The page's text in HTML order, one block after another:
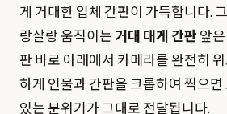
게 거대한 입체 간판이 가득합니다.
랑살랑 움직이는 거대 대게 간판 앞
판 바로 아래에서 카메라를 완전히
하게 인물과 간판을 크롭하여 찍으
있는 분위기가 그대로 전달됩니다.